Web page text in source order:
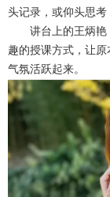
头记录，或仰头思考
讲台上的王炳
趣的授课方式，让
气氛活跃起来。